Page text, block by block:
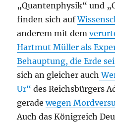
„Quantenphysik“ und
finden sich auf
anderem mit dem
Hartmut Müller als
Behauptung, die Erde
sich an gleicher auch
Ur“ des Reichsbürgers
geradewegen
Auch das Königreich